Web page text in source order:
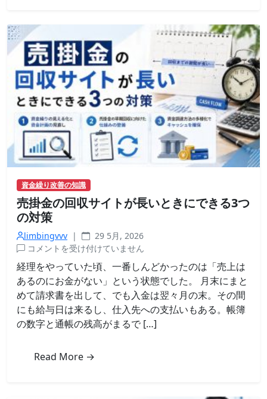
類
一
覧
と
準
備
の
コ
ツ
資金繰り改善の知識
売掛金の回収サイトが長いときにできる3つ
の対策
limbingvvv |
29 5月, 2026
売
掛
金
の
回
収
サ
が
コメントを受け付けていません
経理をやっていた頃、一番しんどかったのは「売上は
あるのにお金がない」という状態でした。 月末にまと
めて請求書を出して、でも入金は翌々月の末。その間
にも給与日は来るし、仕入先への支払いもある。帳簿
の数字と通帳の残高がまるで […]
Read More →